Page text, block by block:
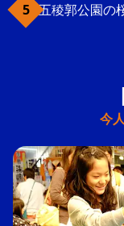
五稜郭公園の
今